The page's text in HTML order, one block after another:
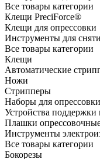
Все товары категории
Клещи PreciForce®
Клещи для опрессовки
Инструменты для
Все товары категории
Клещи
Автоматические
Ножи
Стрипперы
Наборы для опрессовки
Устройства
Плашки
Инструменты
Все товары категории
Бокорезы